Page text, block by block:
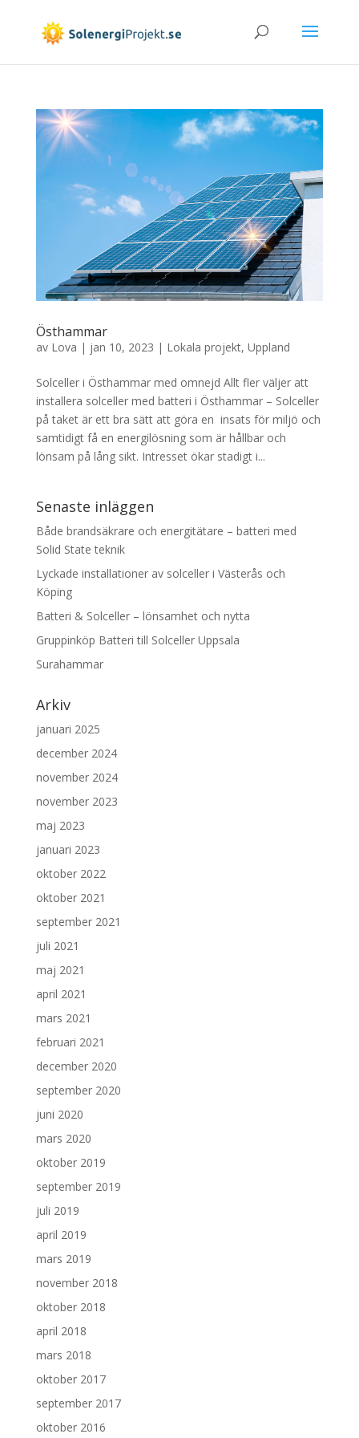
Östhammar
av Lova | jan 10, 2023 | Lokala projekt, Uppland
Solceller i Östhammar med omnejd Allt fler väljer att
installera solceller med batteri i Östhammar – Solceller
på taket är ett bra sätt att göra en insats för miljö och
samtidigt få en energilösning som är hållbar och
lönsam på lång sikt. Intresset ökar stadigt i...
Senaste inläggen
Både brandsäkrare och energitätare – batteri med
Solid State teknik
Lyckade installationer av solceller i Västerås och
Köping
Batteri & Solceller – lönsamhet och nytta
Gruppinköp Batteri till Solceller Uppsala
Surahammar
Arkiv
januari 2025
december 2024
november 2024
november 2023
maj 2023
januari 2023
oktober 2022
oktober 2021
september 2021
juli 2021
maj 2021
april 2021
mars 2021
februari 2021
december 2020
september 2020
juni 2020
mars 2020
oktober 2019
september 2019
juli 2019
april 2019
mars 2019
november 2018
oktober 2018
april 2018
mars 2018
oktober 2017
september 2017
oktober 2016